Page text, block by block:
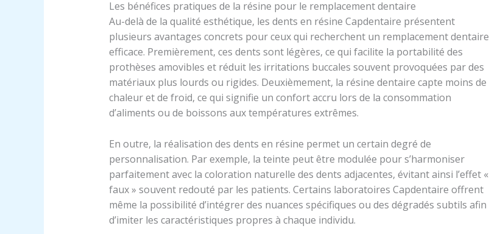
Les bénéfices pratiques de la résine pour le remplacement dentaire
Au-delà de la qualité esthétique, les dents en résine Capdentaire présentent
plusieurs avantages concrets pour ceux qui recherchent un remplacement dentaire
efficace. Premièrement, ces dents sont légères, ce qui facilite la portabilité des
prothèses amovibles et réduit les irritations buccales souvent provoquées par des
matériaux plus lourds ou rigides. Deuxièmement, la résine dentaire capte moins de
chaleur et de froid, ce qui signifie un confort accru lors de la consommation
d’aliments ou de boissons aux températures extrêmes.
En outre, la réalisation des dents en résine permet un certain degré de
personnalisation. Par exemple, la teinte peut être modulée pour s’harmoniser
parfaitement avec la coloration naturelle des dents adjacentes, évitant ainsi l’effet «
faux » souvent redouté par les patients. Certains laboratoires Capdentaire offrent
même la possibilité d’intégrer des nuances spécifiques ou des dégradés subtils afin
d’imiter les caractéristiques propres à chaque individu.